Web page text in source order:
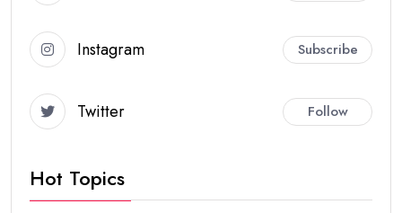
Instagram Subscribe
Twitter Follow
Hot Topics